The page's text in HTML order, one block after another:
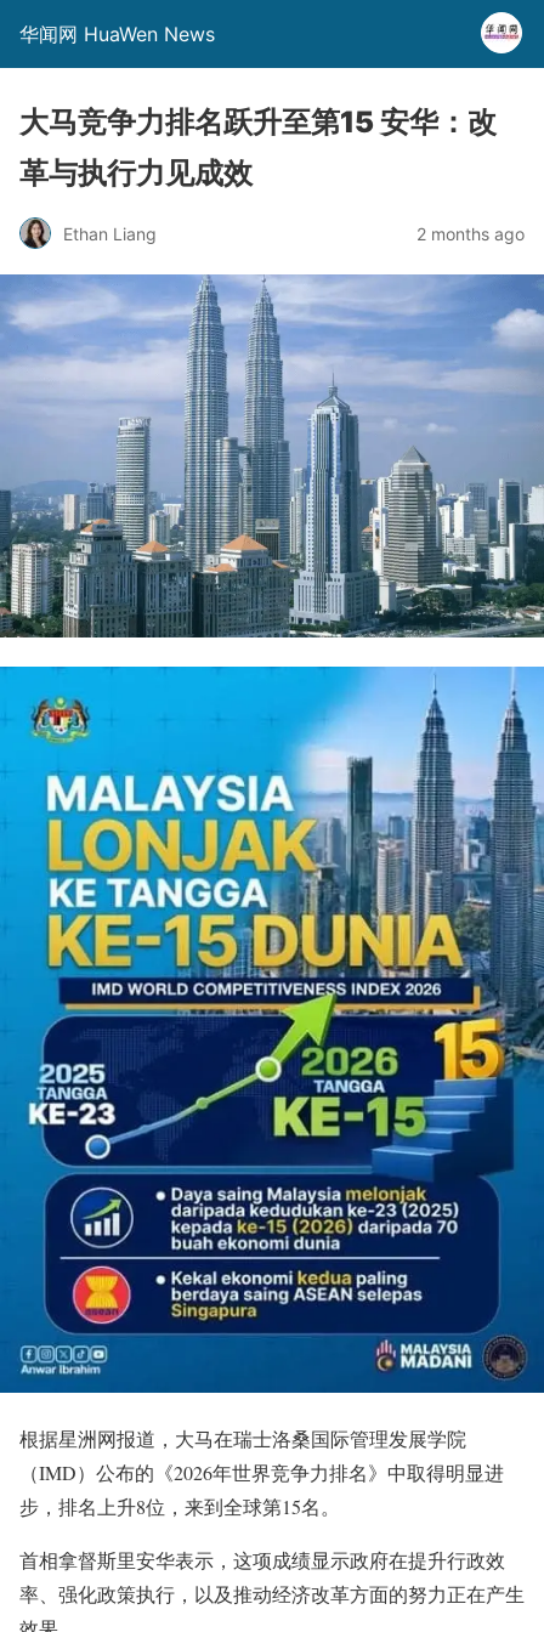
华闻网 HuaWen News
大马竞争力排名跃升至第15 安华：改
革与执行力见成效
Ethan Liang 2 months ago
根据星洲网报道，大马在瑞士洛桑国际管理发展学院
（IMD）公布的《2026年世界竞争力排名》中取得明显进
步，排名上升8位，来到全球第15名。
首相拿督斯里安华表示，这项成绩显示政府在提升行政效
率、强化政策执行，以及推动经济改革方面的努力正在产生